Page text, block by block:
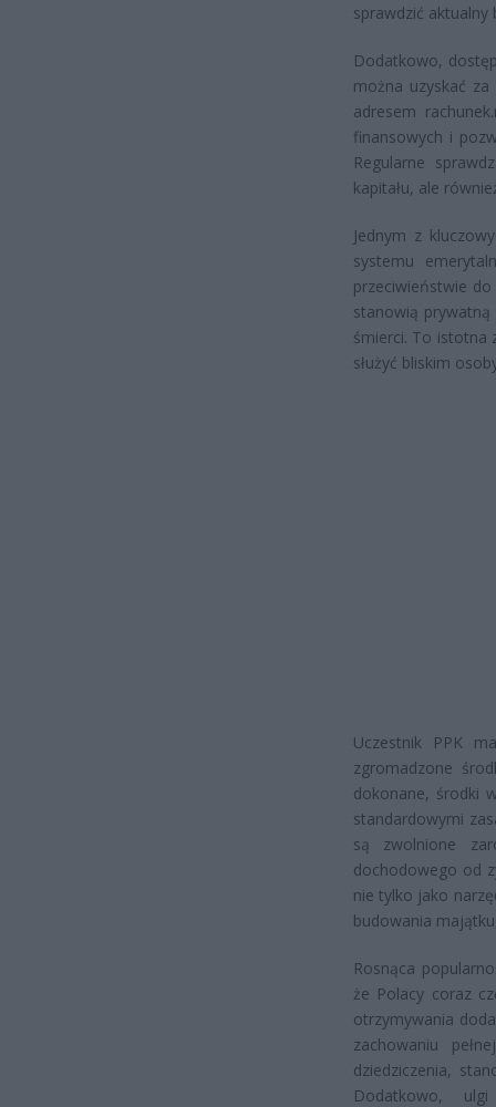
sprawdzić aktualny
Dodatkowo,
można uzyskać
adresem
finansowych i
Regularne
kapitału, ale
Jednym z
systemu
przeciwieństwie do
stanowią
śmierci. To istotna
służyć bliskim
Uczestnik PPK
zgromadzone
dokonane, środki
standardowymi
są zwolnione
dochodowego od
nie tylko jako
budowania
Rosnąca
że Polacy coraz
otrzymywania
zachowaniu
dziedziczenia,
Dodatkowo,